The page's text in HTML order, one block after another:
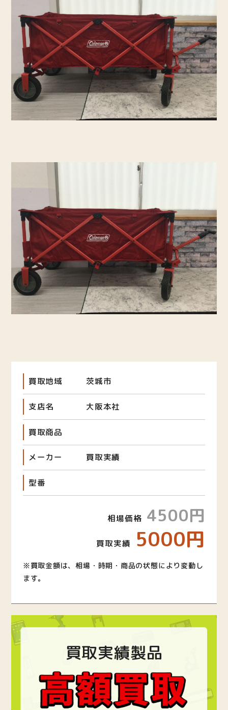
買取地域 茨城市
支店名 大阪本社
買取商品
メーカー 買取実績
型番
相場価格 4500円
買取実績 5000円
※買取金額は、相場・時期・商品の状態により変動し
ます。
買取実績製品